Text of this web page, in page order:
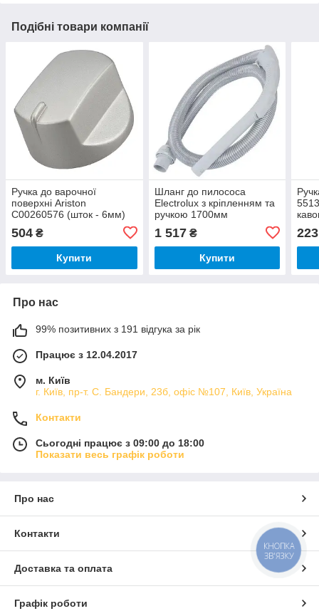
Подібні товари компанії
Ручка до варочної
поверхні Ariston
C00260576 (шток - 6мм)
504 ₴
Купити
Шланг до пилососа
Electrolux з кріпленням та
ручкою 1700мм
1 517₴
Купити
223
Про нас
99% позитивних з 191 відгука за рік
Працює з 12.04.2017
м. Київ
г. Київ, пр-т. С. Бандери, 23б, офіс №107, Київ, Україна
Контакти
Сьогодні працює з 09:00 до 18:00
Показати весь графік роботи
Про нас
Контакти
Доставка та оплата
Графік роботи
КНОПКА
ЗВ'ЯЗКУ